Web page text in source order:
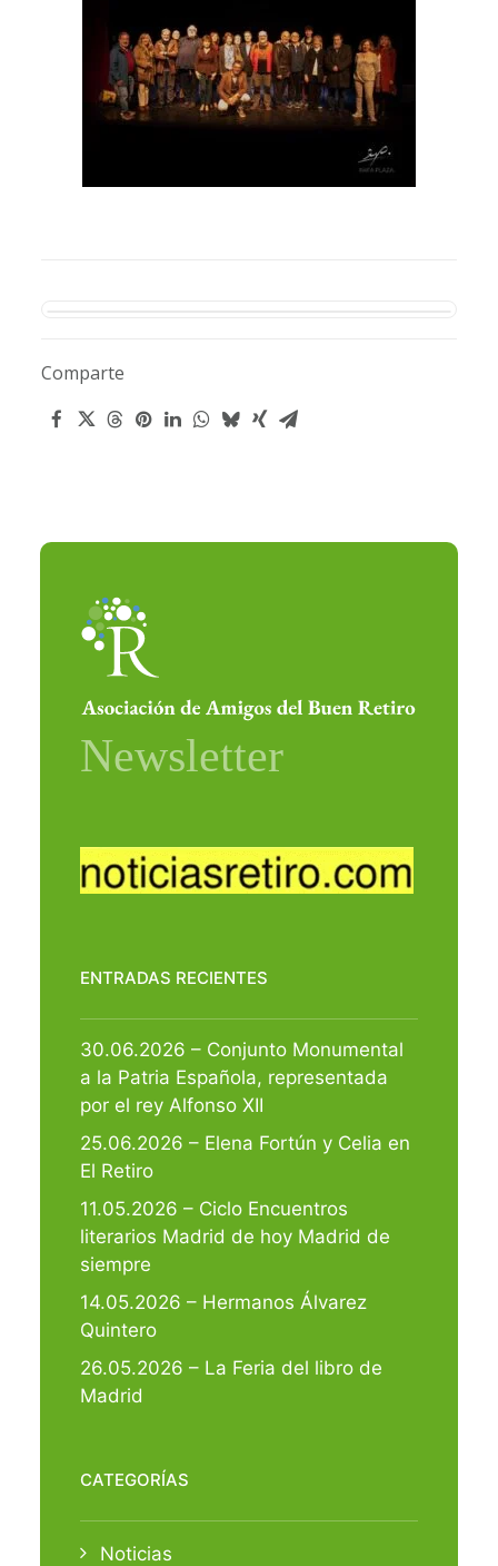
Comparte
ENTRADAS RECIENTES
30.06.2026 – Conjunto Monumental
a la Patria Española, representada
por el rey Alfonso XII
25.06.2026 – Elena Fortún y Celia en
El Retiro
11.05.2026 – Ciclo Encuentros
literarios Madrid de hoy Madrid de
siempre
14.05.2026 – Hermanos Álvarez
Quintero
26.05.2026 – La Feria del libro de
Madrid
CATEGORÍAS
Noticias